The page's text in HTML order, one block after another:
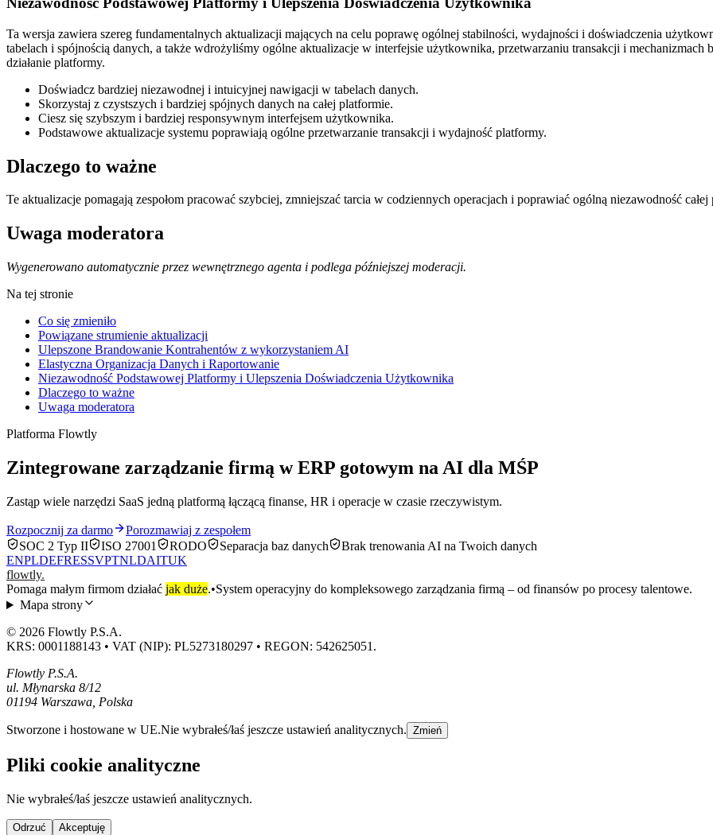
Ta wersja zawiera szereg fundamentalnych aktualizacji mających na celu poprawę ogólnej stabilności, wydajności i doświadczenia
tabelach i spójnością danych, a także wdrożyliśmy ogólne aktualizacje w interfejsie użytkownika, przetwarzaniu transakcji i
działanie platformy.
Doświadcz bardziej niezawodnej i intuicyjnej nawigacji w tabelach danych.
Skorzystaj z czystszych i bardziej spójnych danych na całej platformie.
Ciesz się szybszym i bardziej responsywnym interfejsem użytkownika.
Podstawowe aktualizacje systemu poprawiają ogólne przetwarzanie transakcji i wydajność platformy.
Dlaczego to ważne
Te aktualizacje pomagają zespołom pracować szybciej, zmniejszać tarcia w codziennych operacjach i poprawiać ogólną niezawodność całej
Uwaga moderatora
Wygenerowano automatycznie przez wewnętrznego agenta i podlega późniejszej moderacji.
Na tej stronie
Co się zmieniło
Powiązane strumienie aktualizacji
Ulepszone Brandowanie Kontrahentów z wykorzystaniem AI
Elastyczna Organizacja Danych i Raportowanie
Niezawodność Podstawowej Platformy i Ulepszenia Doświadczenia Użytkownika
Dlaczego to ważne
Uwaga moderatora
Platforma Flowtly
Zintegrowane zarządzanie firmą w ERP gotowym na AI dla MŚP
Zastąp wiele narzędzi SaaS jedną platformą łączącą finanse, HR i operacje w czasie rzeczywistym.
Rozpocznij za darmo
Porozmawiaj z zespołem
SOC 2 Typ II
ISO 27001 RODO Separacja baz danych
Brak trenowania AI na Twoich danych
ENPLDEFRESSVPTNLDAITUK
flowtly.
Pomaga małym firmom działać jak duże.•System operacyjny do kompleksowego zarządzania firmą – od finansów po procesy talentowe.
Mapa strony
© 2026 Flowtly P.S.A.
KRS: 0001188143 • VAT (NIP): PL5273180297 • REGON: 542625051.
Flowtly P.S.A.
ul. Młynarska 8/12
01194 Warszawa, Polska
Stworzone i hostowane w UE.Nie wybrałeś/łaś jeszcze ustawień analitycznych. Zmień
Pliki cookie analityczne
Nie wybrałeś/łaś jeszcze ustawień analitycznych.
Odrzuć Akceptuję